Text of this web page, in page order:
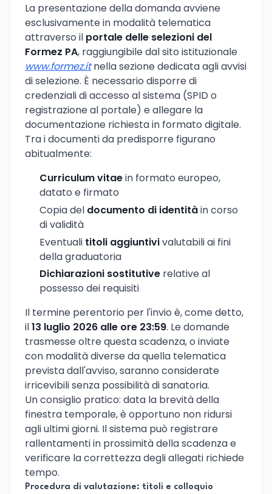
La presentazione della domanda avviene
esclusivamente in modalità telematica
attraverso il portale delle selezioni del
Formez PA, raggiungibile dal sito istituzionale
www.formez.itnella sezione dedicata agli avvisi
di selezione. È necessario disporre di
credenziali di accesso al sistema (SPID o
registrazione al portale) e allegare la
documentazione richiesta in formato digitale.
Tra i documenti da predisporre figurano
abitualmente:
Curriculum vitaein formato europeo,
datato e firmato
Copia del documento di identitàin corso
di validità
Eventuali titoli aggiuntivivalutabili ai fini
della graduatoria
Dichiarazioni sostitutive relative al
possesso dei requisiti
Il termine perentorio per l'invio è, come detto,
il13 luglio 2026 alle ore 23:59. Le domande
trasmesse oltre questa scadenza, o inviate
con modalità diverse da quella telematica
prevista dall'avviso, saranno considerate
irricevibili senza possibilità di sanatoria.
Un consiglio pratico: data la brevità della
finestra temporale, è opportuno non ridursi
agli ultimi giorni. Il sistema può registrare
rallentamenti in prossimità della scadenza e
verificare la correttezza degli allegati richiede
tempo.
Procedura di valutazione: titoli e colloquio